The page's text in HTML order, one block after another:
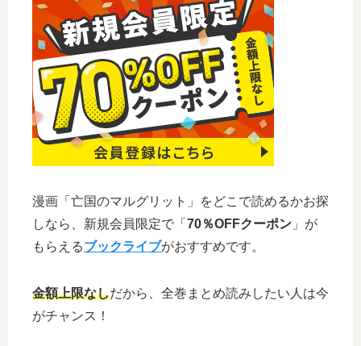
漫画「亡国のマルグリット」をどこで読めるかお探
しなら、新規会員限定で「 70％OFFクーポン 」が
もらえるブックライブがおすすめです。
金額上限なしだから、全巻まとめ読みしたい人は今
がチャンス！